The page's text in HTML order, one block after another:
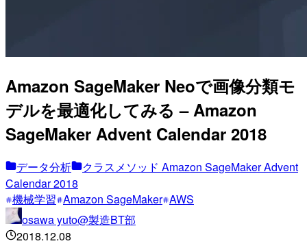
Amazon SageMaker Neoで画像分類モ
デルを最適化してみる – Amazon
SageMaker Advent Calendar 2018
データ分析
クラスメソッド Amazon SageMaker Advent
Calendar 2018
機械学習 Amazon SageMaker AWS
osawa yuto@製造BT部
2018.12.08